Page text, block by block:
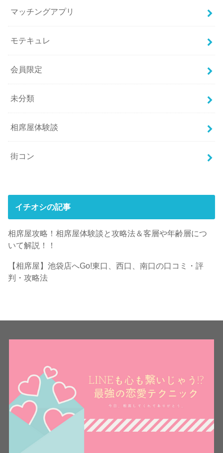
マッチングアプリ
モテキュレ
会員限定
未分類
相席屋体験談
街コン
イチオシの記事
相席屋攻略！相席屋体験談と攻略法＆客層や年齢層につ
いて解説！！
【相席屋】池袋店へGo!東口、西口、南口の口コミ・評
判・攻略法